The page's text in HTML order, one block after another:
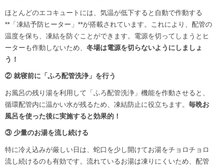
ほとんどのエコキュートには、気温が低下すると自動で作動する
**「凍結予防ヒーター」**が搭載されています。これにより、配管の
温度を保ち、凍結を防ぐことができます。電源を切ってしまうとヒ
ーターも作動しないため、 冬場は電源を切らないようにしましょ
う！
② 就寝前に「ふろ配管洗浄」を行う
お風呂の残り湯を利用して「ふろ配管洗浄」機能を作動させると、
循環配管内に温かい水が残るため、凍結防止に役立ちます。 毎晩お
風呂を使った後に実施すると効果的！
③ 少量のお湯を流し続ける
特に冷え込みが厳しい日は、蛇口を少し開けてお湯をチョロチョロ
流し続けるのも有効です。流れているお湯は凍りにくいため、配管